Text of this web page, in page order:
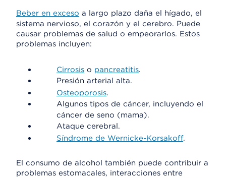
Beber en exceso a largo plazo daña el hígado, el
sistema nervioso, el corazón y el cerebro. Puede
causar problemas de salud o empeorarlos. Estos
problemas incluyen:
Cirrosis o pancreatitis.
Presión arterial alta.
Osteoporosis.
Algunos tipos de cáncer, incluyendo el
cáncer de seno (mama).
Ataque cerebral.
Síndrome de Wernicke-Korsakoff.
El consumo de alcohol también puede contribuir a
problemas estomacales, interacciones entre